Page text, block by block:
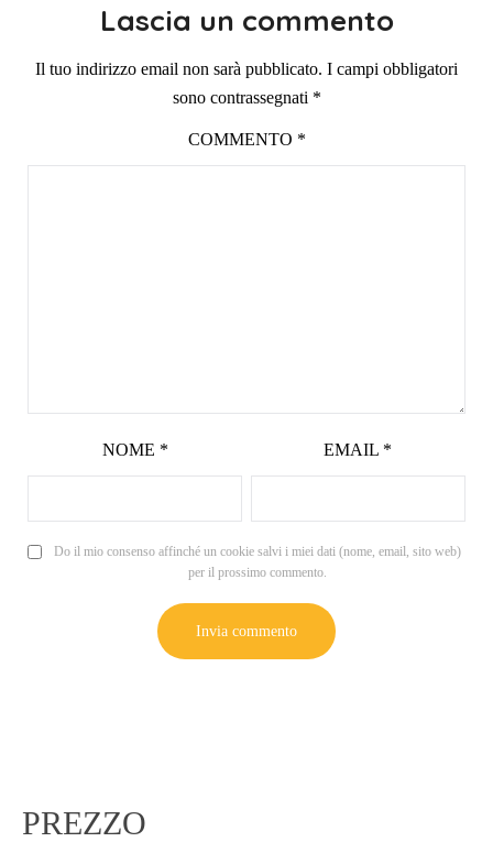
Lascia un commento
Il tuo indirizzo email non sarà pubblicato. I campi obbligatori
sono contrassegnati *
COMMENTO *
NOME * EMAIL *
Do il mio consenso affinché un cookie salvi i miei dati (nome, email, sito web)
per il prossimo commento.
PREZZO